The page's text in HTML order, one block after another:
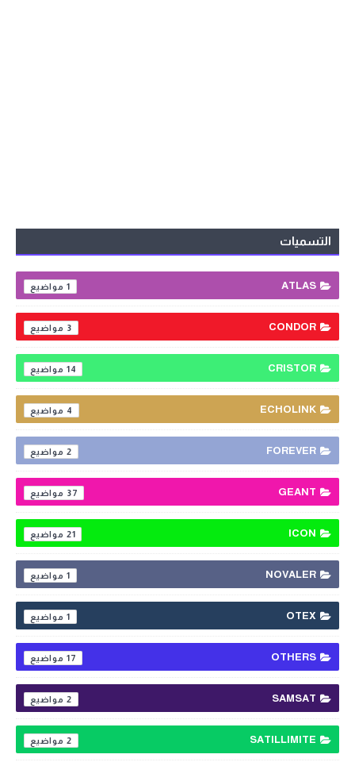
التسميات
ATLAS
1
CONDOR
3
CRISTOR
14
ECHOLINK
4
FOREVER
2
GEANT
37
ICON
21
NOVALER
1
OTEX
1
OTHERS
17
SAMSAT
2
SATILLIMITE
2